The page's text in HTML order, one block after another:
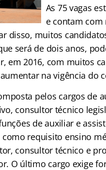
As 75 vagas
e contam com
disso, muitos
será de dois anos,
em 2016, com muitos
na vigência do
pelos cargos de
consultor técnico
de auxiliar e
requisito ensino
consultor técnico e
O último cargo exige